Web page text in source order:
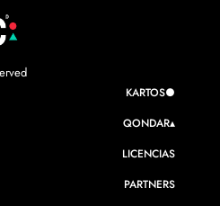
KARTOS●
QONDAR▴
LICENCIAS
PARTNERS